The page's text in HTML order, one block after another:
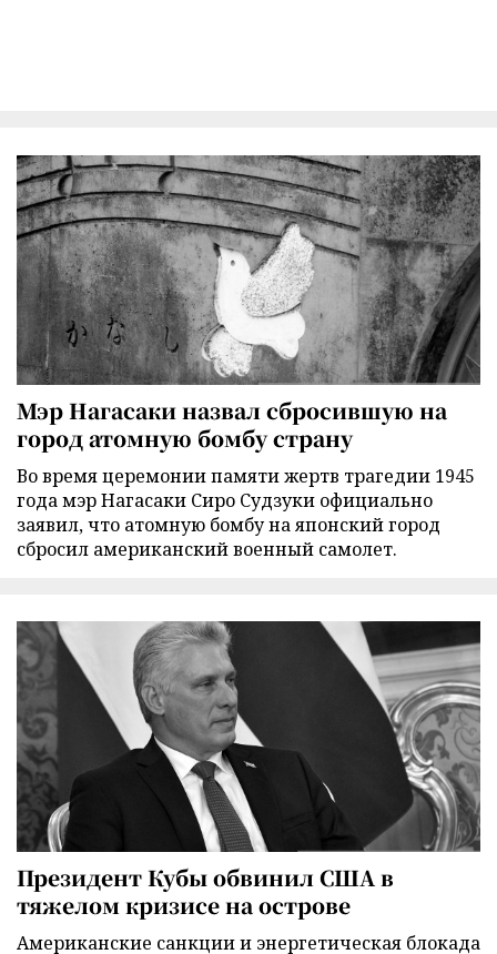
Мэр Нагасаки назвал сбросившую на
город атомную бомбу страну
Во время церемонии памяти жертв трагедии 1945
года мэр Нагасаки Сиро Судзуки официально
заявил, что атомную бомбу на японский город
сбросил американский военный самолет.
Президент Кубы обвинил США в
тяжелом кризисе на острове
Американские санкции и энергетическая блокада